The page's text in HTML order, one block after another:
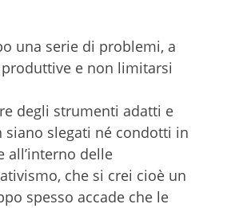
una serie di problemi, a
e non limitarsi
degli strumenti adatti e
slegati né condotti in
delle
che si crei cioè un
spesso accade che le